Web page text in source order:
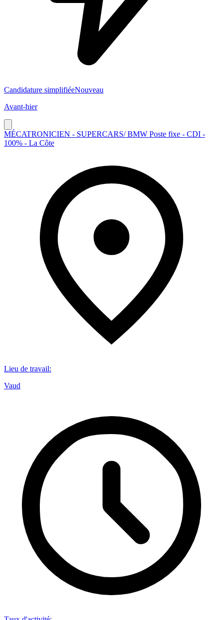
Candidature simplifiéeNouveau
Avant-hier
MÉCATRONICIEN - SUPERCARS/ BMW Poste fixe - CDI -
100% - La Côte
Lieu de travail:
Vaud